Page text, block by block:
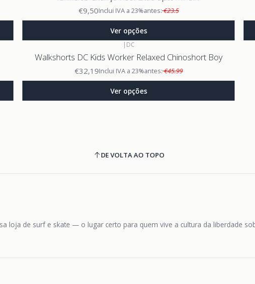
€9,50Inclui IVA a 23%antes:€23.5
Ver opções
| DC
Walkshorts DC Kids Worker Relaxed Chinoshort Boy
€32,19Inclui IVA a 23%antes:€45.99
Ver opções
DE VOLTA AO TOPO
loja de surf e skate — o lugar certo para quem vive a cultura da liberdade